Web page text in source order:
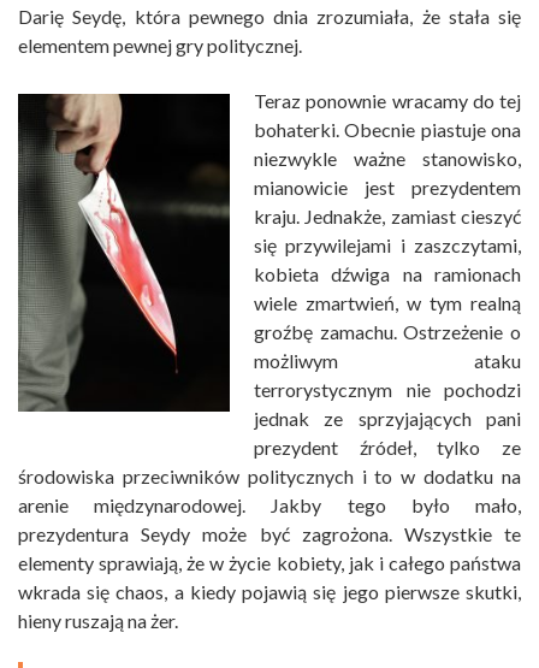
Darię Seydę, która pewnego dnia zrozumiała, że stała się
elementem pewnej gry politycznej.
Teraz ponownie wracamy do tej
bohaterki. Obecnie piastuje ona
niezwykle ważne stanowisko,
mianowicie jest prezydentem
kraju. Jednakże, zamiast cieszyć
się przywilejami i zaszczytami,
kobieta dźwiga na ramionach
wiele zmartwień, w tym realną
groźbę zamachu. Ostrzeżenie o
możliwym ataku
terrorystycznym nie pochodzi
jednak ze sprzyjających pani
prezydent źródeł, tylko ze
środowiska przeciwników politycznych i to w dodatku na
arenie międzynarodowej. Jakby tego było mało,
prezydentura Seydy może być zagrożona. Wszystkie te
elementy sprawiają, że w życie kobiety, jak i całego państwa
wkrada się chaos, a kiedy pojawią się jego pierwsze skutki,
hieny ruszają na żer.